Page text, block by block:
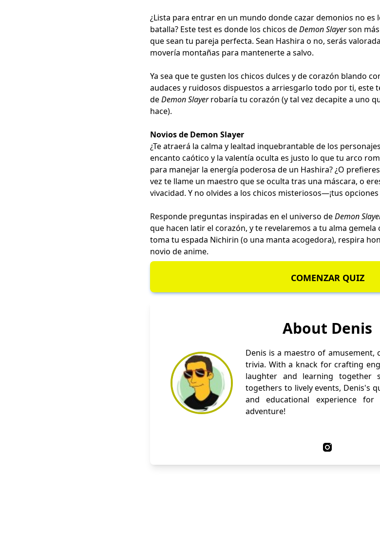
¿Lista para entrar en un mundo donde cazar demonios no es
batalla? Este test es donde los chicos deDemon Slayerson
que sean tu pareja perfecta. Sean Hashira o no, serás
movería montañas para mantenerte a salvo.
Ya sea que te gusten los chicos dulces y de corazón blando
audaces y ruidosos dispuestos a arriesgarlo todo por ti, este
deDemon Slayerrobaría tu corazón (y tal vez decapite a uno
hace).
Novios de Demon Slayer
¿Te atraerá la calma y lealtad inquebrantable de los
encanto caótico y la valentía oculta es justo lo que tu arco
para manejar la energía poderosa de un Hashira? ¿O
vez te llame un maestro que se oculta tras una máscara, o
vivacidad. Y no olvides a los chicos misteriosos—¡tus
Responde preguntas inspiradas en el universo deDemon
que hacen latir el corazón, y te revelaremos a tu alma gemela
toma tu espada Nichirin (o una manta acogedora), respira
novio de anime.
COMENZAR QUIZ
About Denis
Denis is a maestro of
trivia. With a knack for crafting
laughter and learning together
togethers to lively events, Denis's
and educational experience
adventure!